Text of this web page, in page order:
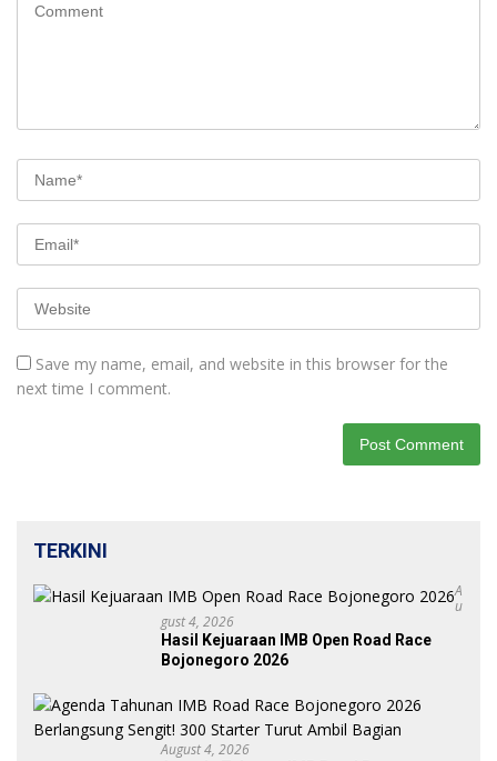
Save my name, email, and website in this browser for the
next time I comment.
TERKINI
A
U
Gust 4, 2026
Hasil Kejuaraan IMB Open Road Race
Bojonegoro 2026
August 4, 2026